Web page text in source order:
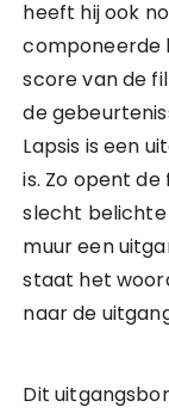
heeft hij ook
componeerde
score van de
de
Lapsis is een
is. Zo opent
slecht
muur een
staat het
naar de
Dit